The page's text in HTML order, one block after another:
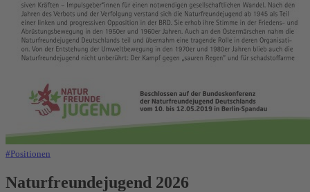
#Positionen
Naturfreundejugend 2026